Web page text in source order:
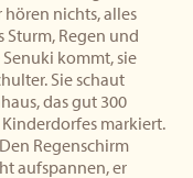
nichts, alles
Regen und
kommt, sie
Sie schaut
das gut 300
markiert.
Regenschirm
aufspannen, er